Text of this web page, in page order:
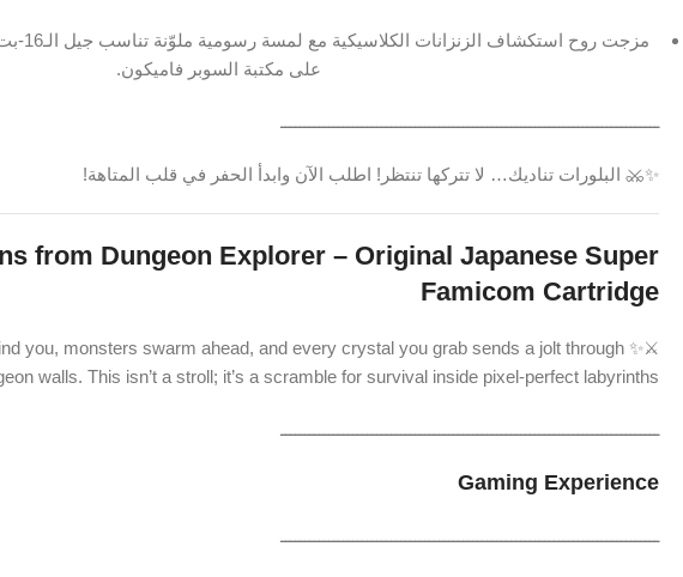
مزجت روح
على مكتبة السوبر فاميكون.
ـــــــــــــــــــــــــــــــــــــــــــــــــــــــــــــــــــــــــــــــ
✨⚔️ البلورات تناديك… لا تتركها تنتظر! اطلب الآن وابدأ الحفر في قلب المتاهة!
from Dungeon Explorer – Original Japanese Super
Famicom Cartridge
you, monsters swarm ahead, and every crystal you grab sends a jolt through
walls. This isn’t a stroll; it’s a scramble for survival inside pixel-perfect labyrinths!
ـــــــــــــــــــــــــــــــــــــــــــــــــــــــــــــــــــــــــــــــ
Gaming Experience
ـــــــــــــــــــــــــــــــــــــــــــــــــــــــــــــــــــــــــــــــ